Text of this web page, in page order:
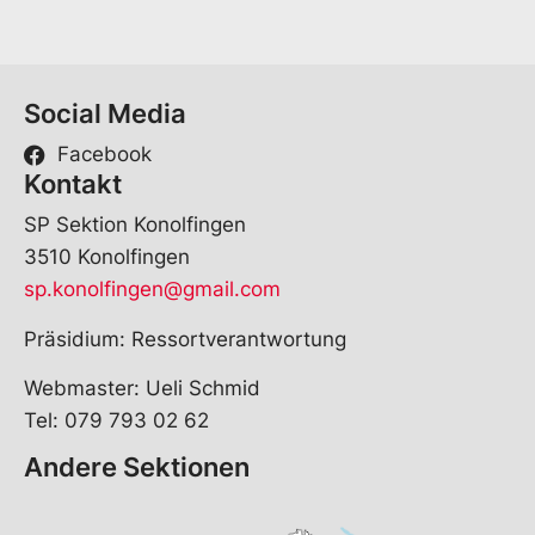
Social Media
Facebook
Kontakt
SP Sektion Konolfingen
3510 Konolfingen
sp.konolfingen@gmail.com
Präsidium: Ressortverantwortung
Webmaster: Ueli Schmid
Tel: 079 793 02 62
Andere Sektionen